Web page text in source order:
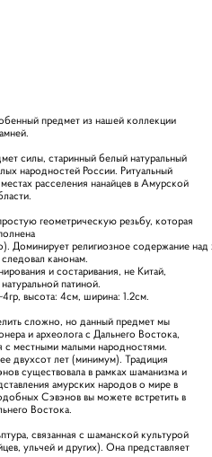
предмет из нашей коллекции
силы, старинный белый натуральный
народностей России. Ритуальный
расселения нанайцев в Амурской
геометрическую резьбу, которая
Доминирует религиозное содержание
канонам.
и состаривания, не Китай,
патиной.
высота: 4см, ширина: 1.2см.
сложно, но данный предмет мы
и археолога с Дальнего Востока,
местными малыми народностями.
двухсот лет (минимум). Традиция
существовала в рамках шаманизма и
амурских народов о мире в
Сэвэнов вы можете встретить в
Востока.
связанная с шаманской культурой
ульчей и других). Она представляет